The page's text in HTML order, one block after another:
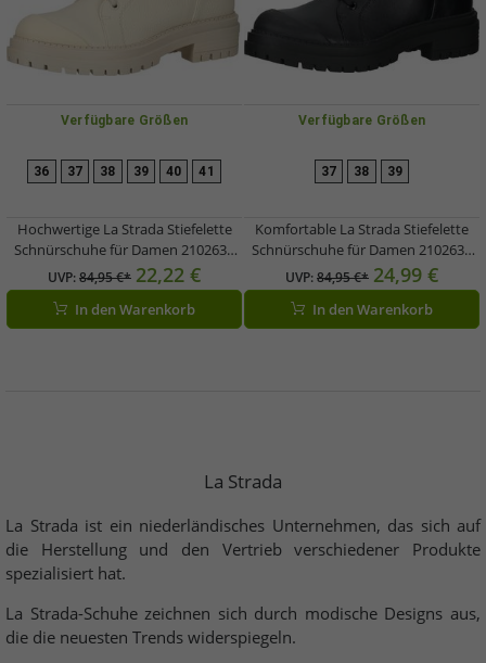
Verfügbare Größen
36 37 38 39 40 41
Hochwertige La Strada Stiefelette
Schnürschuhe für Damen 2102634
1120 Beige
UVP:84,95 €* 22,22 €
In den Warenkorb
Verfügbare Größen
37 38 39
Komfortable La Strada Stiefelette
Schnürschuhe für Damen 2102634
1001 Schwarz
UVP:84,95 €* 24,99 €
In den Warenkorb
La Strada
La Strada ist ein niederländisches Unternehmen, das sich auf
die Herstellung und den Vertrieb verschiedener Produkte
spezialisiert hat.
La Strada-Schuhe zeichnen sich durch modische Designs aus,
die die neuesten Trends widerspiegeln.